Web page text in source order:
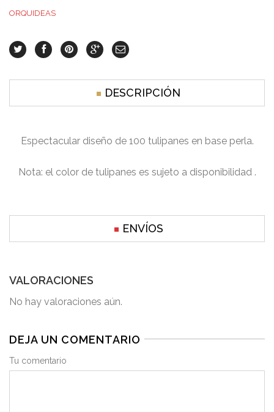
ORQUIDEAS
DESCRIPCIÓN
Espectacular diseño de 100 tulipanes en base perla.
Nota: el color de tulipanes es sujeto a disponibilidad .
ENVÍOS
VALORACIONES
No hay valoraciones aún.
DEJA UN COMENTARIO
Tu comentario